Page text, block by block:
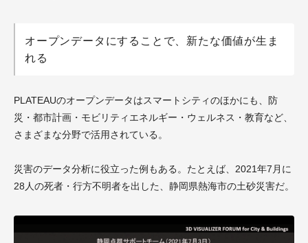
オープンデータにすることで、新たな価値が生ま
れる
PLATEAUのオープンデータはスマートシティのほかにも、防
災・都市計画・モビリティエネルギー・ウェルネス・教育など、
さまざまな分野で活用されている。
災害のデータ分析に役立った例もある。たとえば、2021年7月に
28人の死者・行方不明者を出した、静岡県熱海市の土砂災害だ。